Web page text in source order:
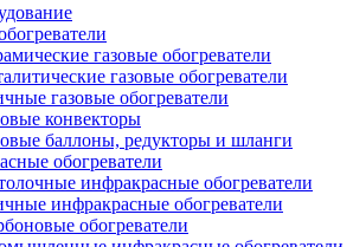
газовые обогреватели
газовые обогреватели
газовые обогреватели
конвекторы
баллоны, редукторы и шланги
обогреватели
инфракрасные обогреватели
инфракрасные обогреватели
обогреватели